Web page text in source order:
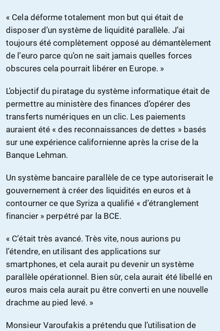
« Cela déforme totalement mon but qui était de
disposer d’un système de liquidité parallèle. J’ai
toujours été complètement opposé au démantèlement
de l’euro parce qu’on ne sait jamais quelles forces
obscures cela pourrait libérer en Europe. »
L’objectif du piratage du système informatique était de
permettre au ministère des finances d’opérer des
transferts numériques en un clic. Les paiements
auraient été « des reconnaissances de dettes » basés
sur une expérience californienne après la crise de la
Banque Lehman.
Un système bancaire parallèle de ce type autoriserait le
gouvernement à créer des liquidités en euros et à
contourner ce que Syriza a qualifié « d’étranglement
financier » perpétré par la BCE.
« C’était très avancé. Très vite, nous aurions pu
l’étendre, en utilisant des applications sur
smartphones, et cela aurait pu devenir un système
parallèle opérationnel. Bien sûr, cela aurait été libellé en
euros mais cela aurait pu être converti en une nouvelle
drachme au pied levé. »
Monsieur Varoufakis a prétendu que l’utilisation de